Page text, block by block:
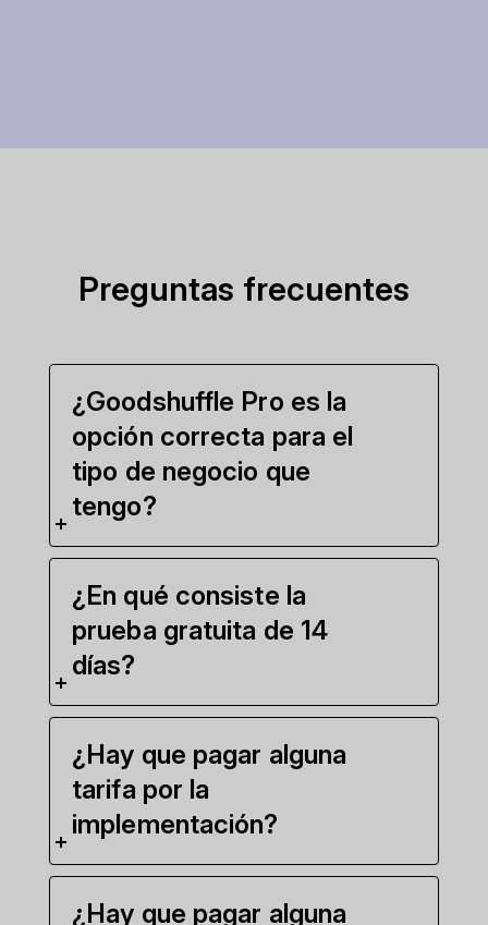
Preguntas frecuentes
¿Goodshuffle Pro es la
opción correcta para el
tipo de negocio que
tengo?
¿En qué consiste la
prueba gratuita de 14
días?
¿Hay que pagar alguna
tarifa por la
implementación?
¿Hay que pagar alguna